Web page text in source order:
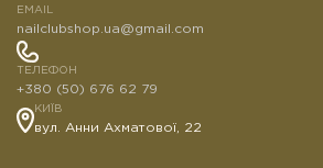
EMAIL
nailclubshop.ua@gmail.com
ТЕЛЕФОН
+380 (50) 676 62 79
КИЇВ
вул. Анни Ахматової, 22